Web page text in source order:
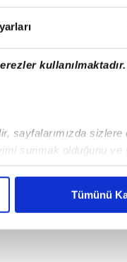
kullanılmaktadır.
sayfalarımızda sizlere
sunmak olduğunu ve
kişilere ait çerezler
Tümünü